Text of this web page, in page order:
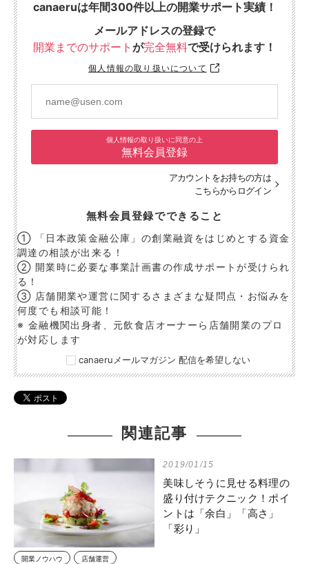
canaeruは年間300件以上の開業サポート実績！
メールアドレスの登録で
開業までのサポート が完全無料で受けられます！
個人情報の取り扱いについて
個人情報の取り扱いに同意の上
無料会員登録
アカウントをお持ちの方は
こちらからログイン
無料会員登録でできること
① 「日本政策金融公庫」の創業融資をはじめとする資金
調達の相談が出来る！
② 開業時に必要な事業計画書の作成サポートが受けられ
る！
③ 店舗開業や運営に関するさまざまな疑問点・お悩みを
何度でも相談可能！
※ 金融機関出身者、元飲食店オーナーら店舗開業のプロ
が対応します
canaeruメールマガジン 配信を希望しない
関連記事
2019/01/15
美味しそうに見せる料理の
盛り付けテクニック！ポイ
ントは「余白」「高さ」
「彩り」
開業ノウハウ 店舗運営